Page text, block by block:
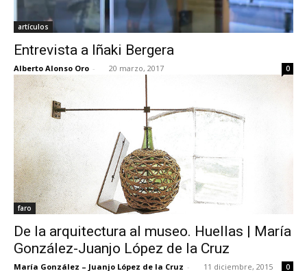
artículos
Entrevista a Iñaki Bergera
Alberto Alonso Oro - 20 marzo, 2017 0
faro
De la arquitectura al museo. Huellas | María
González-Juanjo López de la Cruz
María González – Juanjo López de la Cruz - 11 diciembre, 2015 0